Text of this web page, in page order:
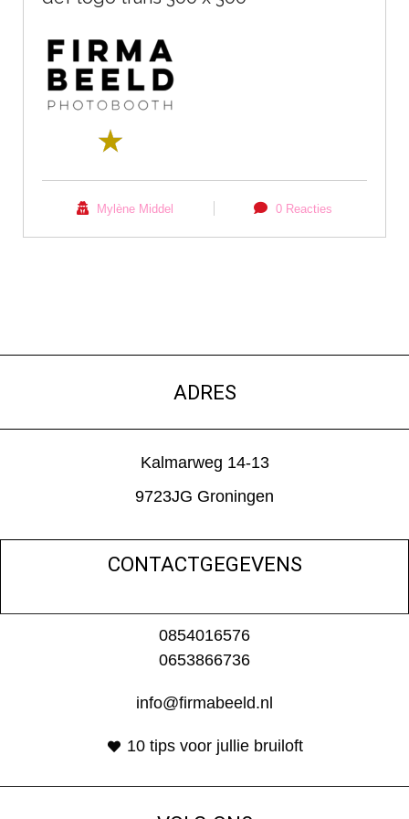
Mylène Middel 0 Reacties
ADRES
Kalmarweg 14-13
9723JG Groningen
CONTACTGEGEVENS
0854016576
0653866736
info@firmabeeld.nl
10 tips voor jullie bruiloft